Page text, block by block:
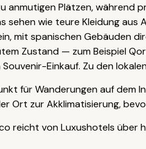
anmutigen Plätzen, während
wie teure Kleidung aus
mit spanischen Gebäuden
Zustand — zum Beispiel
Einkauf. Zu den
für Wanderungen auf dem
Ort zur Akklimatisierung,
reicht von Luxushotels über